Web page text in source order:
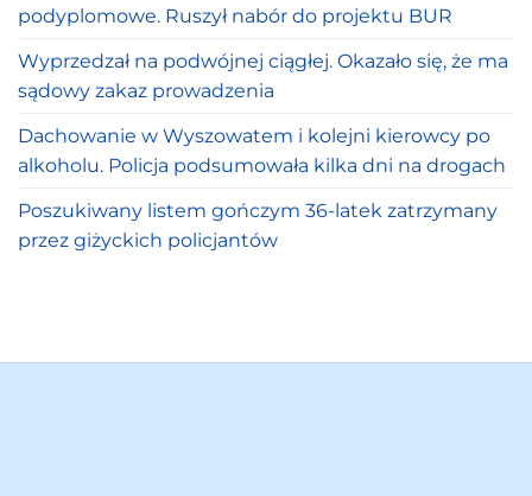
podyplomowe. Ruszył nabór do projektu BUR
Wyprzedzał na podwójnej ciągłej. Okazało się, że ma
sądowy zakaz prowadzenia
Dachowanie w Wyszowatem i kolejni kierowcy po
alkoholu. Policja podsumowała kilka dni na drogach
Poszukiwany listem gończym 36-latek zatrzymany
przez giżyckich policjantów